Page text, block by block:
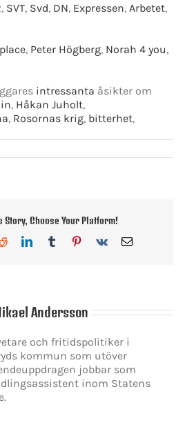
, SVT, Svd, DN, Expressen, Arbetet,
, Peter Högberg, Norah 4 you,
intressanta åsikter om
, Håkan Juholt,
, Rosornas krig, bitterhet,
Story, Choose Your Platform!
RedditLinkedInTumblrPinterest
Vk
E-
Andersson
och fritidspolitiker i
kommun som utöver
jobbar som
inom Statens